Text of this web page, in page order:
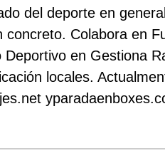
del deporte en
concreto. Colabora en
Deportivo en Gestiona
locales.